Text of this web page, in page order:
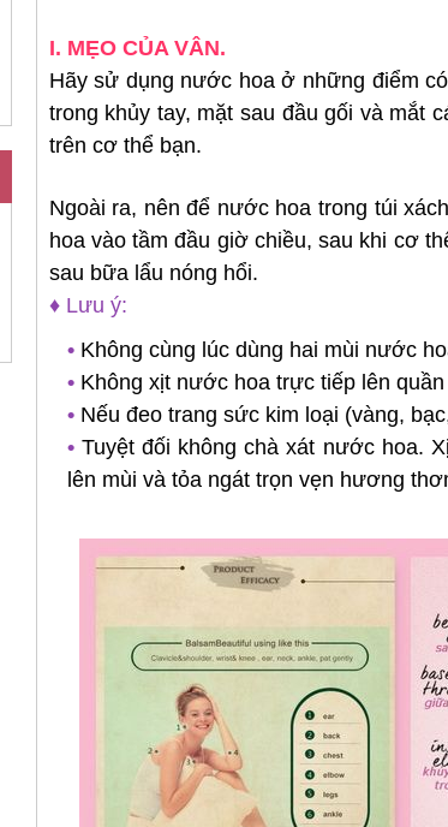
I. MẸO CỦA VÂN.
Hãy sử dụng nước hoa ở những điểm
trong khủy tay, mặt sau đầu gối và mắt
trên cơ thể bạn.
Ngoài ra, nên để nước hoa trong túi
hoa vào tầm đầu giờ chiều, sau khi cơ
sau bữa lẩu nóng hổi.
♦ Lưu ý:
• Không cùng lúc dùng hai mùi nước
• Không xịt nước hoa trực tiếp lên
• Nếu đeo trang sức kim loại (vàng,
• Tuyệt đối không chà xát nước hoa.
lên mùi và tỏa ngát trọn vẹn hương